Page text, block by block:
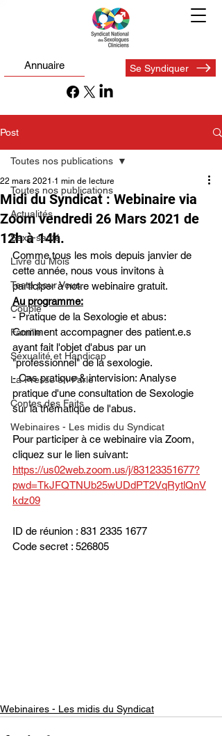
Annuaire Se Syndiquer
Post
Toutes nos publications
Actualités
Sexo-santé
Livre du Mois
Testé pour Vous
Couple
Famille
Sexualité et Handicap
La Presse en Parle
Contes des Faits
Webinaires - Les midis du Syndicat
Toutes nos publications
Midi du Syndicat : Webinaire via
Zoom vendredi 26 Mars 2021 de
12h à 14h.
22 mars 2021 1 min de lecture
Comme tous les mois depuis janvier de
cette année, nous vous invitons à
participer à notre webinaire gratuit.
Au programme:
- Pratique de la Sexologie et abus:
Comment accompagner des patient.e.s
ayant fait l'objet d'abus par un
"professionnel" de la sexologie.
- Cas pratique & intervision: Analyse
pratique d'une consultation de Sexologie
sur la thématique de l'abus.
Pour participer à ce webinaire via Zoom,
cliquez sur le lien suivant:
https://us02web.zoom.us/j/83123351677?
pwd=TkJFQTNUb25wUDdPT2VqRytlQnV
kdz09
ID de réunion : 831 2335 1677
Code secret : 526805
Webinaires - Les midis du Syndicat